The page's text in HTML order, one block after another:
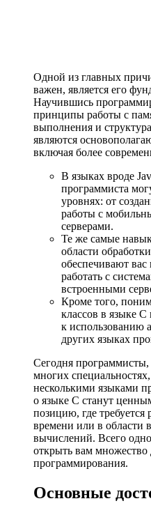
Одной из главных
важен, является его
Научившись
принципы работы с
выполнения и
являются
включая более
В языках вроде
программиста
уровнях: от
работы с
серверами.
Те же самые
области
обеспечивают
работать с
встроенными
Кроме того,
классов в языке С
к использованию
других языках
Сегодня программисты,
многих
несколькими языками
о языке С станут
позицию, где требуется
времени или в области
вычислений. Всего
открыть вам множество
программирования.
Основные